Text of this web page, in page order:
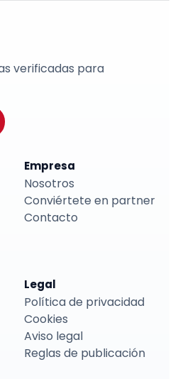
verificadas para
Empresa
Nosotros
Conviértete en partner
Contacto
Legal
Política de privacidad
Cookies
Aviso legal
Reglas de publicación